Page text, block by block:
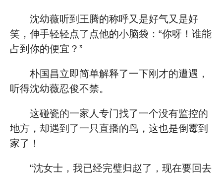
沈幼薇听到王腾的称呼又是好气又是好
笑，伸手轻轻点了点他的小脑袋：“你呀！谁能
占到你的便宜？”
朴国昌立即简单解释了一下刚才的遭遇，
听得沈幼薇忍俊不禁。
这碰瓷的一家人专门找了一个没有监控的
地方，却遇到了一只直播的鸟，这也是倒霉到
家了！
“沈女士，我已经完璧归赵了，现在要回去